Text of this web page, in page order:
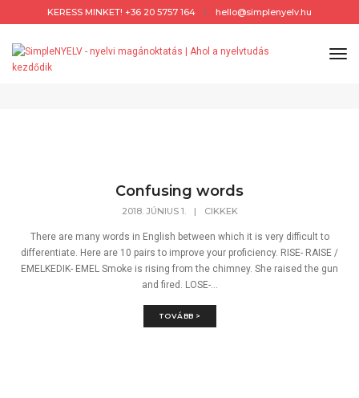
KERESS MINKET! +36 20 5757 164 hello@simplenyelv.hu
Confusing words
2018. JÚNIUS 1. | CIKKEK
There are many words in English between which it is very difficult to
differentiate. Here are 10 pairs to improve your proficiency. RISE- RAISE /
EMELKEDIK- EMEL Smoke is rising from the chimney. She raised the gun
and fired. LOSE-...
TOVÁBB >